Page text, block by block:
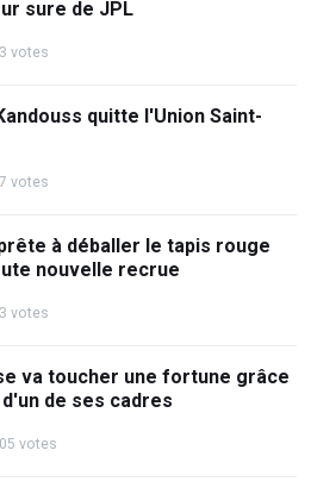
sure de JPL
votes
quitte l'Union Saint-
votes
à déballer le tapis rouge
nouvelle recrue
votes
va toucher une fortune grâce
de ses cadres
votes